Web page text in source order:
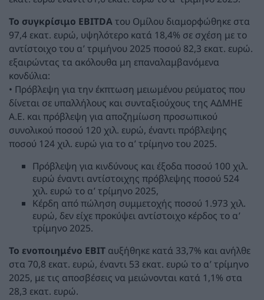
Το συγκρίσιμο EBITDAτου Ομίλου διαμορφώθηκε στα
97,4 εκατ. ευρώ, υψηλότερο κατά 18,4% σε σχέση με το
αντίστοιχο του α’ τριμήνου 2025 ποσού 82,3 εκατ. ευρώ.
εξαιρώντας τα ακόλουθα μη επαναλαμβανόμενα
κονδύλια:
• Πρόβλεψη για την έκπτωση μειωμένου ρεύματος που
δίνεται σε υπαλλήλους και συνταξιούχους της ΑΔΜΗΕ
Α.Ε. και πρόβλεψη για αποζημίωση προσωπικού
συνολικού ποσού 120 χιλ. ευρώ, έναντι πρόβλεψης
ποσού 124 χιλ. ευρώ για το α’ τρίμηνο του 2025.
Πρόβλεψη για κινδύνους και έξοδα ποσού 100 χιλ.
ευρώ έναντι αντίστοιχης πρόβλεψης ποσού 524
χιλ. ευρώ το α’ τρίμηνο 2025,
Κέρδη από πώληση συμμετοχής ποσού 1.973 χιλ.
ευρώ, δεν είχε προκύψει αντίστοιχο κέρδος το α’
τρίμηνο 2025.
Το ενοποιημένο EBIT αυξήθηκε κατά 33,7% και ανήλθε
στα 70,8 εκατ. ευρώ, έναντι 53 εκατ. ευρώ το α’ τρίμηνο
2025, με τις αποσβέσεις να μειώνονται κατά 1,1% στα
28,3 εκατ. ευρώ.